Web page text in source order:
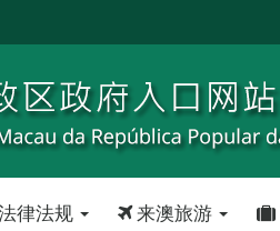
律法规 来澳旅游